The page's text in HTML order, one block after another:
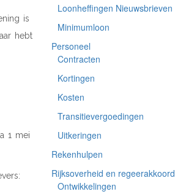
is
hebt
1 mei
Loonheffingen Nieuwsbrieven
Minimumloon
Personeel
Contracten
Kortingen
Kosten
Transitievergoedingen
Uitkeringen
Rekenhulpen
Rijksoverheid en regeerakkoord
Ontwikkelingen